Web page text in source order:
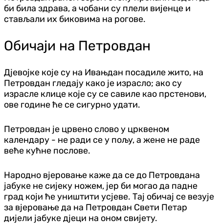
би била здрава, а чобани су плели вијенце и
стављали их биковима на рогове.
Обичаји на Петровдан
Дјевојке које су на Ивањдан посадиле жито, на
Петровдан гледају како је израсло; ако су
израсле клице које су се савиле као прстенови,
ове године ће се сигурно удати.
Петровдан је црвено слово у црквеном
календару - не ради се у пољу, а жене не раде
веће кућне послове.
Народно вјеровање каже да се до Петровдана
јабуке не сијеку ножем, јер би могао да падне
град који ће уништити усјеве. Тај обичај се везује
за вјеровање да на Петровдан Свети Петар
дијели јабуке дјеци на оном свијету.